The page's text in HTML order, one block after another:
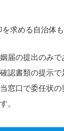
求める自治体も
届の提出のみ
認書類の提示で
窓口で委任状
。​